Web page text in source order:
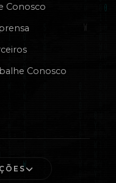
Conosco
Conosco